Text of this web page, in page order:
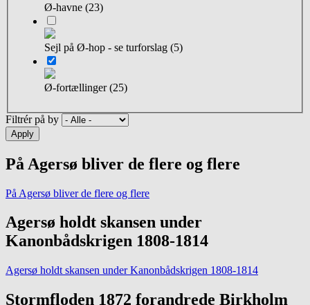
Ø-havne (23)
Sejl på Ø-hop - se turforslag (5)
Ø-fortællinger (25)
Filtrér på by
På Agersø bliver de flere og flere
På Agersø bliver de flere og flere
Agersø holdt skansen under
Kanonbådskrigen 1808-1814
Agersø holdt skansen under Kanonbådskrigen 1808-1814
Stormfloden 1872 forandrede Birkholm